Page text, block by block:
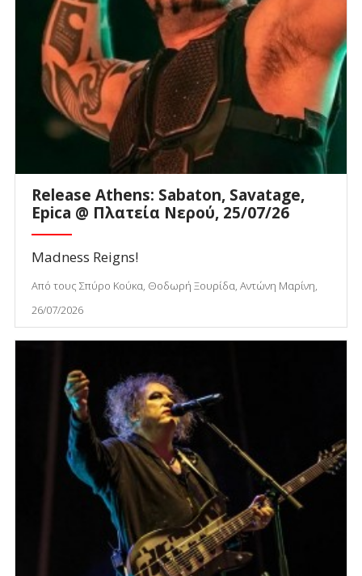
Release Athens: Sabaton, Savatage,
Epica @ Πλατεία Νερού, 25/07/26
Madness Reigns!
Από τους Σπύρο Κούκα, Θοδωρή Ξουρίδα, Αντώνη Μαρίνη,
26/07/2026